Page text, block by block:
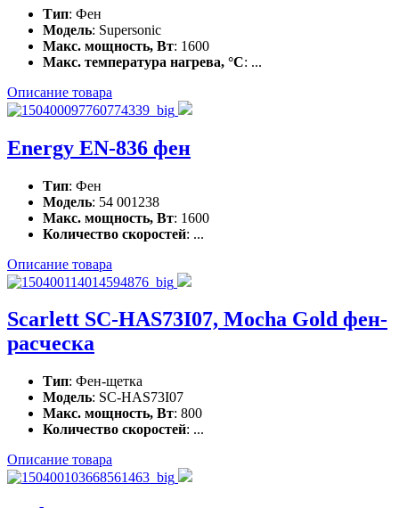
Тип: Фен
Модель: Supersonic
Макс. мощность, Вт: 1600
Макс. температура нагрева, °С: ...
Описание товара
Energy EN-836 фен
Тип: Фен
Модель: 54 001238
Макс. мощность, Вт: 1600
Количество скоростей: ...
Описание товара
Scarlett SC-HAS73I07, Mocha Gold фен-
расческа
Тип: Фен-щетка
Модель: SC-HAS73I07
Макс. мощность, Вт: 800
Количество скоростей: ...
Описание товара